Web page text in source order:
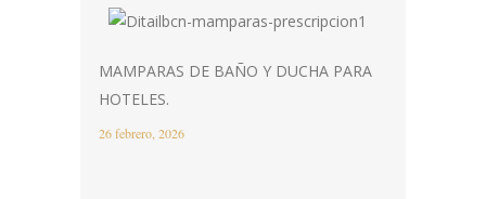
MAMPARAS DE BAÑO Y DUCHA PARA
HOTELES.
26 febrero, 2026